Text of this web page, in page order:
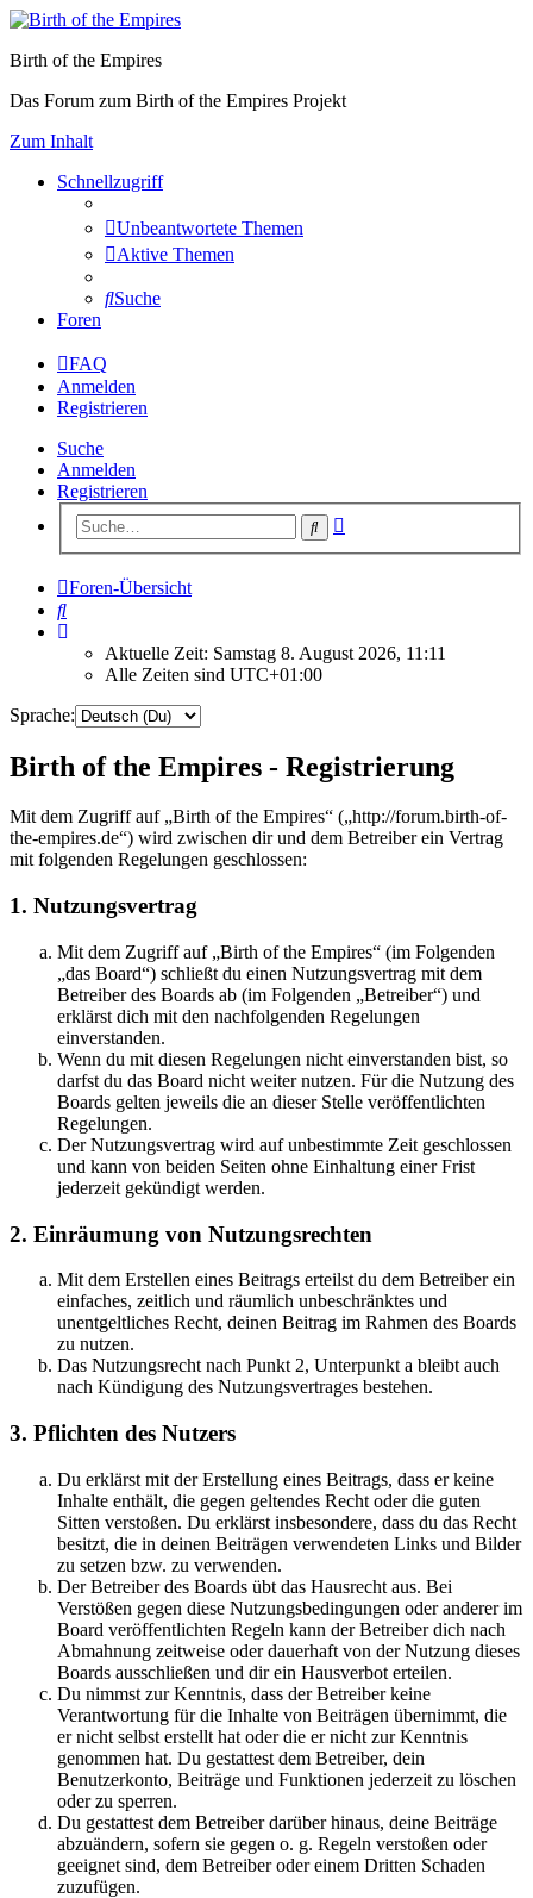
Birth of the Empires
Das Forum zum Birth of the Empires Projekt
Zum Inhalt
Schnellzugriff
Unbeantwortete Themen
Aktive Themen
Suche
Foren
FAQ
Anmelden
Registrieren
Suche
Anmelden
Registrieren
Suche
Foren-Übersicht
Suche
Aktuelle Zeit: Samstag 8. August 2026, 11:11
Alle Zeiten sind UTC+01:00
Sprache:
Birth of the Empires - Registrierung
Mit dem Zugriff auf „Birth of the Empires“ („http://forum.birth-of-
the-empires.de“) wird zwischen dir und dem Betreiber ein Vertrag
mit folgenden Regelungen geschlossen:
1. Nutzungsvertrag
Mit dem Zugriff auf „Birth of the Empires“ (im Folgenden
„das Board“) schließt du einen Nutzungsvertrag mit dem
Betreiber des Boards ab (im Folgenden „Betreiber“) und
erklärst dich mit den nachfolgenden Regelungen
einverstanden.
Wenn du mit diesen Regelungen nicht einverstanden bist, so
darfst du das Board nicht weiter nutzen. Für die Nutzung des
Boards gelten jeweils die an dieser Stelle veröffentlichten
Regelungen.
Der Nutzungsvertrag wird auf unbestimmte Zeit geschlossen
und kann von beiden Seiten ohne Einhaltung einer Frist
jederzeit gekündigt werden.
2. Einräumung von Nutzungsrechten
Mit dem Erstellen eines Beitrags erteilst du dem Betreiber ein
einfaches, zeitlich und räumlich unbeschränktes und
unentgeltliches Recht, deinen Beitrag im Rahmen des Boards
zu nutzen.
Das Nutzungsrecht nach Punkt 2, Unterpunkt a bleibt auch
nach Kündigung des Nutzungsvertrages bestehen.
3. Pflichten des Nutzers
Du erklärst mit der Erstellung eines Beitrags, dass er keine
Inhalte enthält, die gegen geltendes Recht oder die guten
Sitten verstoßen. Du erklärst insbesondere, dass du das Recht
besitzt, die in deinen Beiträgen verwendeten Links und Bilder
zu setzen bzw. zu verwenden.
Der Betreiber des Boards übt das Hausrecht aus. Bei
Verstößen gegen diese Nutzungsbedingungen oder anderer im
Board veröffentlichten Regeln kann der Betreiber dich nach
Abmahnung zeitweise oder dauerhaft von der Nutzung dieses
Boards ausschließen und dir ein Hausverbot erteilen.
Du nimmst zur Kenntnis, dass der Betreiber keine
Verantwortung für die Inhalte von Beiträgen übernimmt, die
er nicht selbst erstellt hat oder die er nicht zur Kenntnis
genommen hat. Du gestattest dem Betreiber, dein
Benutzerkonto, Beiträge und Funktionen jederzeit zu löschen
oder zu sperren.
Du gestattest dem Betreiber darüber hinaus, deine Beiträge
abzuändern, sofern sie gegen o. g. Regeln verstoßen oder
geeignet sind, dem Betreiber oder einem Dritten Schaden
zuzufügen.